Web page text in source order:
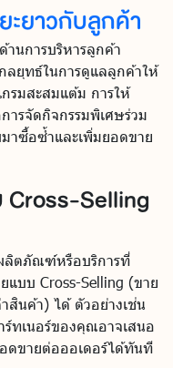
ะยาวกับลูกค้า
านการบริหารลูกค้า
ลยุทธ์ในการดูแลลูกค้าให้
รมสะสมแต้ม การให้
ารจัดกิจกรรมพิเศษร่วม
าซื้อซ้ำและเพิ่มยอดขาย
Selling
ลิตภัณฑ์หรือบริการที่
แบบ Cross-Selling (ขาย
สินค้า) ได้ ตัวอย่างเช่น
ทเนอร์ของคุณอาจเสนอ
ดขายต่อออเดอร์ได้ทันที